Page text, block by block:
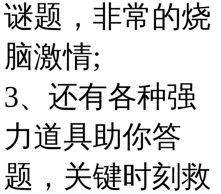
谜题，非常的烧
脑激情;
3、还有各种强
力道具助你答
题，关键时刻救